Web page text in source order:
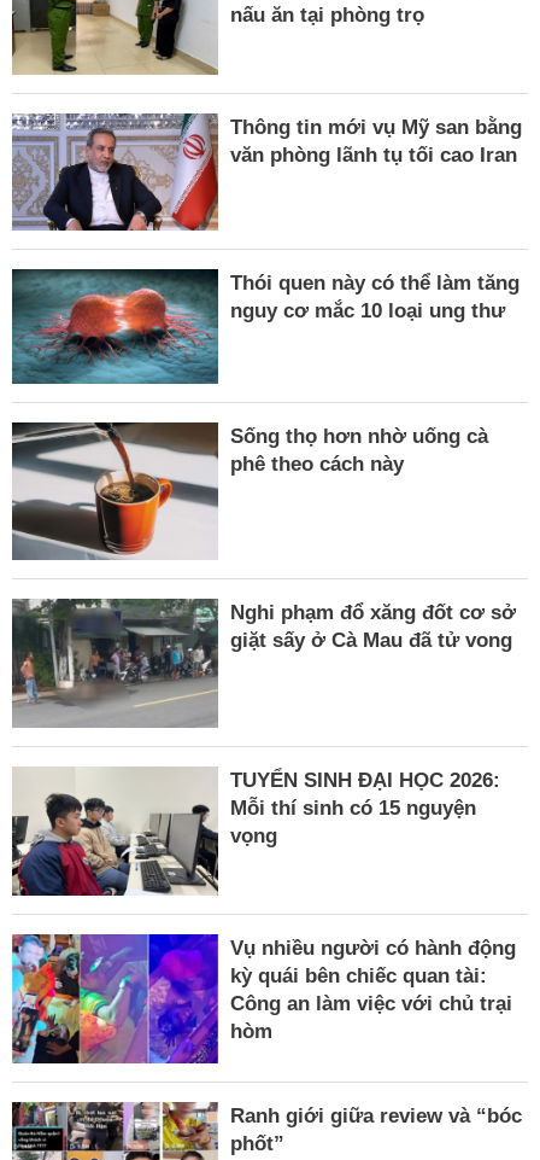
nấu ăn tại phòng trọ
Thông tin mới vụ Mỹ san bằng
văn phòng lãnh tụ tối cao Iran
Thói quen này có thể làm tăng
nguy cơ mắc 10 loại ung thư
Sống thọ hơn nhờ uống cà
phê theo cách này
Nghi phạm đổ xăng đốt cơ sở
giặt sấy ở Cà Mau đã tử vong
TUYỂN SINH ĐẠI HỌC 2026:
Mỗi thí sinh có 15 nguyện
vọng
Vụ nhiều người có hành động
kỳ quái bên chiếc quan tài:
Công an làm việc với chủ trại
hòm
Ranh giới giữa review và “bóc
phốt”